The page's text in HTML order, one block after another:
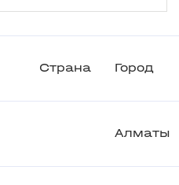
Страна Город
Алматы